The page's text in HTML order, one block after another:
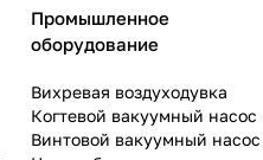
Промышленное
оборудование
Вихревая воздуходувка
Когтевой вакуумный насос
Винтовой вакуумный насос